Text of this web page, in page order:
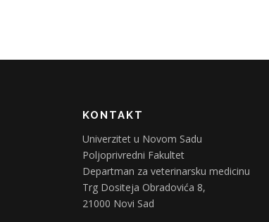
KONTAKT
Univerzitet u Novom Sadu
Poljoprivredni Fakultet
Departman za veterinarsku medicinu
Trg Dositeja Obradovića 8,
21000 Novi Sad